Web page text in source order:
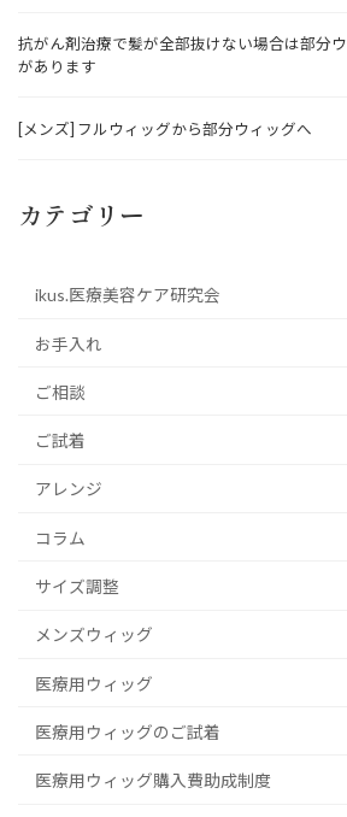
抗がん剤治療で髪が全部抜けない場合は部分
があります
[メンズ] フルウィッグから部分ウィッグへ
カテゴリー
ikus.医療美容ケア研究会
お手入れ
ご相談
ご試着
アレンジ
コラム
サイズ調整
メンズウィッグ
医療用ウィッグ
医療用ウィッグのご試着
医療用ウィッグ購入費助成制度